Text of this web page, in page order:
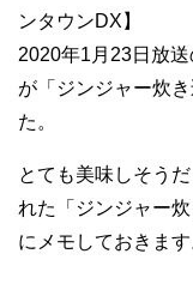
ンタウンDX】
2020年1月23日放
が「ジンジャー炊
た。
とても美味しそう
れた「ジンジャー
にメモしておきます